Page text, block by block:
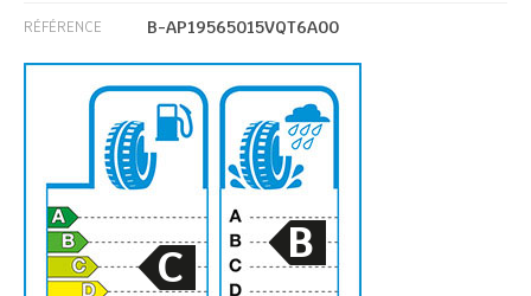
RÉFÉRENCE B-AP19565015VQT6A00
C B